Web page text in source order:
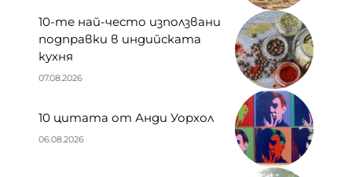
10-те най-често използвани
подправки в индийската
кухня
07.08.2026
10 цитата от Анди Уорхол
06.08.2026